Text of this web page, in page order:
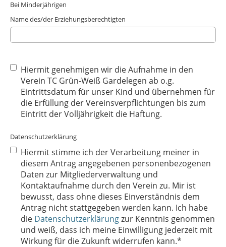
Bei Minderjährigen
Name des/der Erziehungsberechtigten
Hiermit genehmigen wir die Aufnahme in den
Verein TC Grün-Weiß Gardelegen ab o.g.
Eintrittsdatum für unser Kind und übernehmen für
die Erfüllung der Vereinsverpflichtungen bis zum
Eintritt der Volljährigkeit die Haftung.
Datenschutzerklärung
Hiermit stimme ich der Verarbeitung meiner in
diesem Antrag angegebenen personenbezogenen
Daten zur Mitgliederverwaltung und
Kontaktaufnahme durch den Verein zu. Mir ist
bewusst, dass ohne dieses Einverständnis dem
Antrag nicht stattgegeben werden kann. Ich habe
die Datenschutzerklärungzur Kenntnis genommen
und weiß, dass ich meine Einwilligung jederzeit mit
Wirkung für die Zukunft widerrufen kann.*